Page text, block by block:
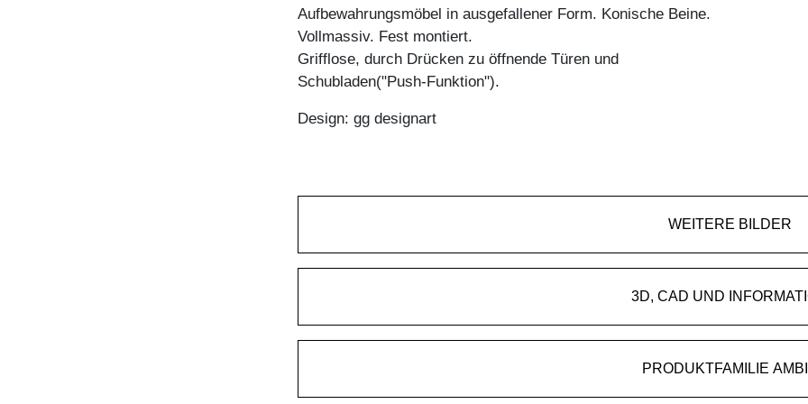
Aufbewahrungsmöbel in ausgefallener Form. Konische Beine.
Vollmassiv. Fest montiert.
Grifflose, durch Drücken zu öffnende Türen und
Schubladen("Push-Funktion").
Design: gg designart
WEITERE BILDER
3D, CAD UND
PRODUKTFAMILIE